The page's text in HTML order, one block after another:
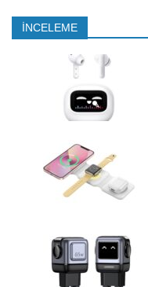
İNCELEME